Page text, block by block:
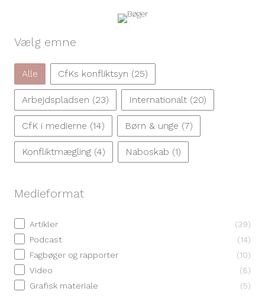
Vælg emne
Vælg emne
Alle CfKs konfliktsyn (25)
Arbejdspladsen (23) Internationalt (20)
CfK i medierne (14) Børn & unge (7)
Konfliktmægling (4) Naboskab (1)
Medieformat
Medieformat
Artikler
(39)
Podcast
(14)
Fagbøger og rapporter
(10)
Video
(8)
Grafisk materiale
(5)